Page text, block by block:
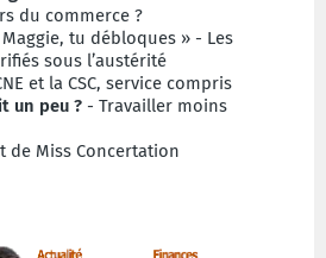
du commerce ?
tu débloques » - Les
sous l’austérité
et la CSC, service compris
un peu ? - Travailler moins
de Miss Concertation